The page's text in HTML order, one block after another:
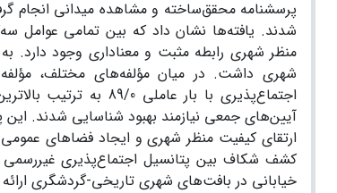
شدند. یافته‌ها نشان داد که بین تمامی عوامل
اجتماع‌پذیری با
آیین‌های جمعی نیازمند بهبود شناسایی شدند.
ارتقای کیفیت منظر شهری و ایجاد فضاهای
کشف شکاف بین پتانسیل اجتماع‌پذیری
خیابانی در بافت‌های شهری تاریخی-گردشگری